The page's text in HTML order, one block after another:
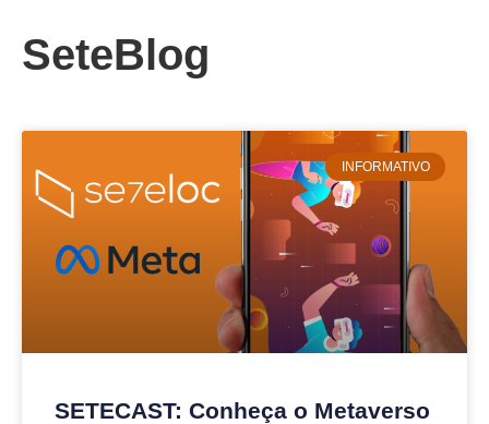
SeteBlog
INFORMATIVO
SETECAST: Conheça o Metaverso